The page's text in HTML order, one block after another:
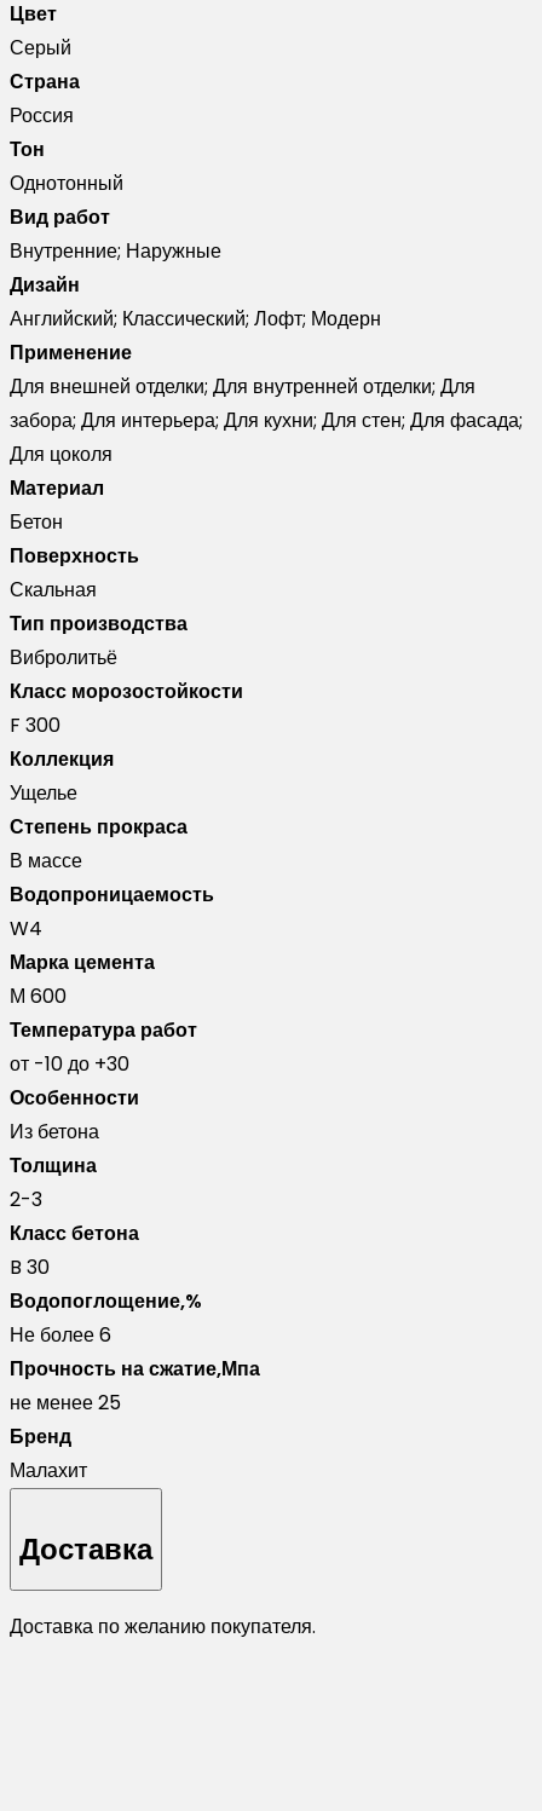
Цвет
Серый
Страна
Россия
Тон
Однотонный
Вид работ
Внутренние; Наружные
Дизайн
Английский; Классический; Лофт; Модерн
Применение
Для внешней отделки; Для внутренней отделки; Для
забора; Для интерьера; Для кухни; Для стен; Для фасада;
Для цоколя
Материал
Бетон
Поверхность
Скальная
Тип производства
Вибролитьё
Класс морозостойкости
F 300
Коллекция
Ущелье
Степень прокраса
В массе
Водопроницаемость
W4
Марка цемента
М 600
Температура работ
от -10 до +30
Особенности
Из бетона
Толщина
2-3
Класс бетона
B 30
Водопоглощение,%
Не более 6
Прочность на сжатие,Мпа
не менее 25
Бренд
Малахит
Доставка
Доставка по желанию покупателя.